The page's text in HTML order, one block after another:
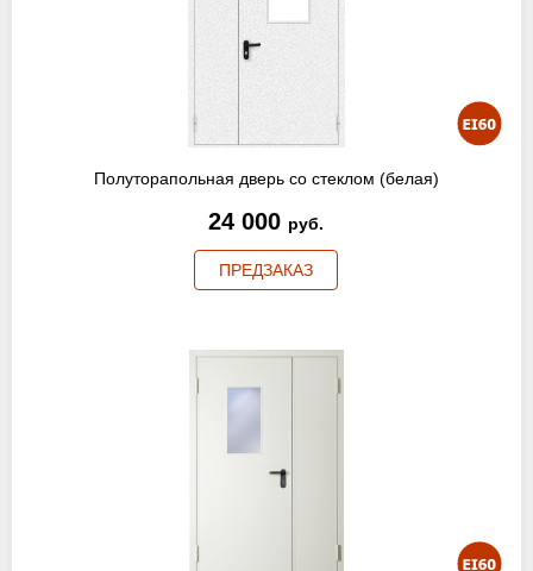
Полуторапольная дверь со стеклом (белая)
24 000 руб.
ПРЕДЗАКАЗ